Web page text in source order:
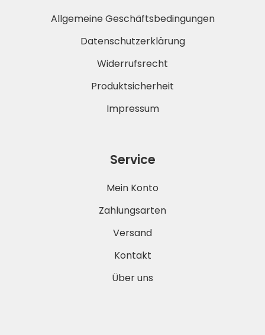
Allgemeine Geschäftsbedingungen
Datenschutzerklärung
Widerrufsrecht
Produktsicherheit
Impressum
Service
Mein Konto
Zahlungsarten
Versand
Kontakt
Über uns